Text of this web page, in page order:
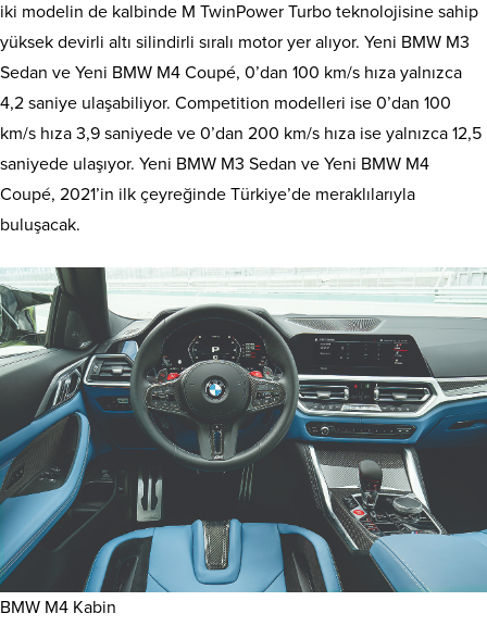
iki modelin de kalbinde M TwinPower Turbo teknolojisine sahip
yüksek devirli altı silindirli sıralı motor yer alıyor. Yeni BMW M3
Sedan ve Yeni BMW M4 Coupé, 0’dan 100 km/s hıza yalnızca
4,2 saniye ulaşabiliyor. Competition modelleri ise 0’dan 100
km/s hıza 3,9 saniyede ve 0’dan 200 km/s hıza ise yalnızca 12,5
saniyede ulaşıyor. Yeni BMW M3 Sedan ve Yeni BMW M4
Coupé, 2021’in ilk çeyreğinde Türkiye’de meraklılarıyla
buluşacak.
BMW M4 Kabin